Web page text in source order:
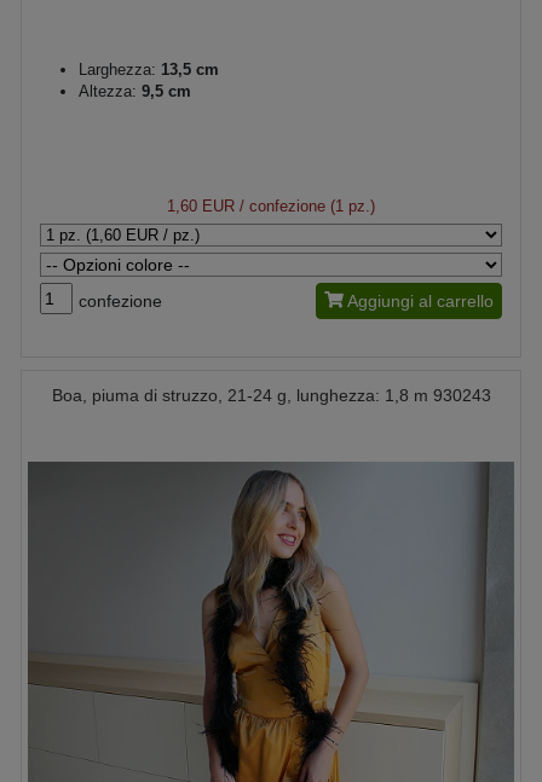
Larghezza: 13,5 cm
Altezza: 9,5 cm
1,60 EUR / confezione (1 pz.)
confezione Aggiungi al carrello
Boa, piuma di struzzo, 21-24 g, lunghezza: 1,8 m 930243